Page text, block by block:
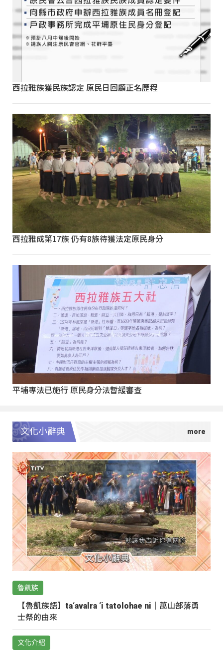
西拉雅族獲民族認定 原民日回顧正名歷程
西拉雅成第17族 仍有8族待獲法定原民身分
平埔專法已施行 原民身分法暫緩審查
文化小辭典
魯凱族
【魯凱族語】ta‘avalra ‘i tatolohae ni｜萬山部落勇
士祭的由來
文化介紹